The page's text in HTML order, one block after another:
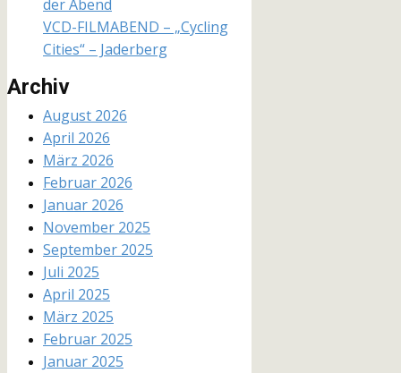
der Abend
VCD-FILMABEND – „Cycling
Cities“ – Jaderberg
Archiv
August 2026
April 2026
März 2026
Februar 2026
Januar 2026
November 2025
September 2025
Juli 2025
April 2025
März 2025
Februar 2025
Januar 2025